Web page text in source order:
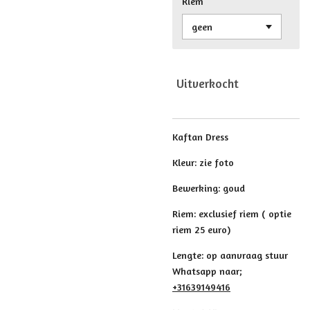
Uitverkocht
Kaftan Dress
Kleur: zie foto
Bewerking: goud
Riem: exclusief riem ( optie
riem 25 euro)
Lengte: op aanvraag stuur
Whatsapp naar;
+31639149416